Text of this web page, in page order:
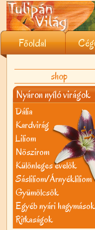
Főoldal
shop
Nyáron nyíló virágok
Dália
Kardvirág
Liliom
Nõszirom
Különleges évelõk
Sásliliom/Árnyékliliom
Gyümölcsök
Egyéb nyári hagymások
Ritkaságok